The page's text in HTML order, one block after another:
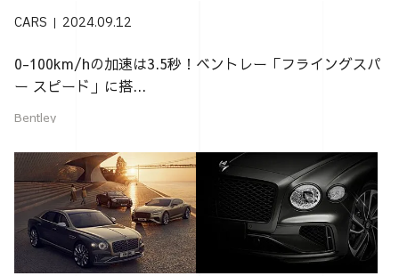
CARS 2024.09.12
0-100km/hの加速は3.5秒！ベントレー「フライングスパ
ー スピード」に搭...
Bentley